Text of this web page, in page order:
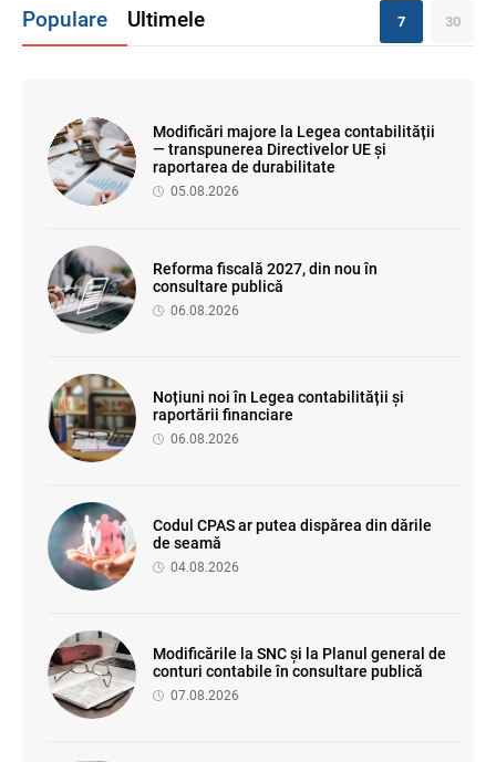
Populare Ultimele 7 30
Modificări majore la Legea contabilității
— transpunerea Directivelor UE și
raportarea de durabilitate
05.08.2026
Reforma fiscală 2027, din nou în
consultare publică
06.08.2026
Noțiuni noi în Legea contabilității și
raportării financiare
06.08.2026
Codul CPAS ar putea dispărea din dările
de seamă
04.08.2026
Modificările la SNC și la Planul general de
conturi contabile în consultare publică
07.08.2026